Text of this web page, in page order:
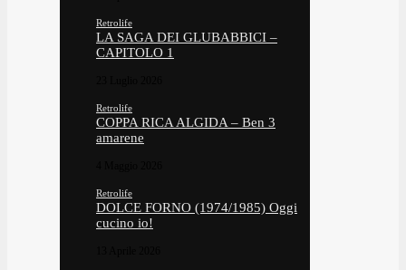
Retrolife
LA SAGA DEI GLUBABBICI –
CAPITOLO 1
Retrolife
COPPA RICA ALGIDA – Ben 3
amarene
Retrolife
DOLCE FORNO (1974/1985) Oggi
cucino io!